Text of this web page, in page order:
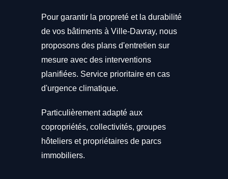
Pour garantir la propreté et la durabilité
de vos bâtiments à Ville-Davray, nous
proposons des plans d'entretien sur
mesure avec des interventions
planifiées. Service prioritaire en cas
d'urgence climatique.
Particulièrement adapté aux
copropriétés, collectivités, groupes
hôteliers et propriétaires de parcs
immobiliers.